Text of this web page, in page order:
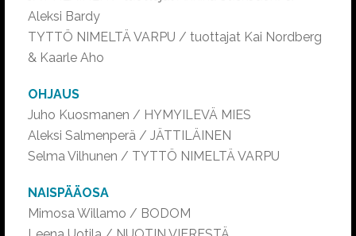
Aleksi Bardy
TYTTÖ NIMELTÄ VARPU / tuottajat Kai Nordberg
& Kaarle Aho
OHJAUS
Juho Kuosmanen / HYMYILEVÄ MIES
Aleksi Salmenperä / JÄTTILÄINEN
Selma Vilhunen / TYTTÖ NIMELTÄ VARPU
NAISPÄÄOSA
Mimosa Willamo / BODOM